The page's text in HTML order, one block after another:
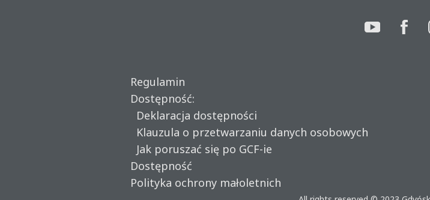
Regulamin
Dostępność:
Deklaracja dostępności
Klauzula o przetwarzaniu danych osobowych
Jak poruszać się po GCF-ie
Dostępność
Polityka ochrony małoletnich